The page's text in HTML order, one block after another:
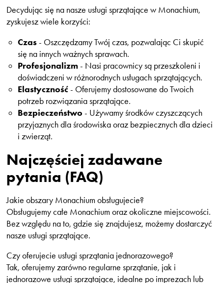
Decydując się na nasze usługi sprzątające w Monachium,
zyskujesz wiele korzyści:
Czas- Oszczędzamy Twój czas, pozwalając Ci skupić
się na innych ważnych sprawach.
Profesjonalizm- Nasi pracownicy są przeszkoleni i
doświadczeni w różnorodnych usługach sprzątających.
Elastyczność- Oferujemy dostosowane do Twoich
potrzeb rozwiązania sprzątające.
Bezpieczeństwo - Używamy środków czyszczących
przyjaznych dla środowiska oraz bezpiecznych dla dzieci
i zwierząt.
Najczęściej zadawane
pytania (FAQ)
Jakie obszary Monachium obsługujecie?
Obsługujemy całe Monachium oraz okoliczne miejscowości.
Bez względu na to, gdzie się znajdujesz, możemy dostarczyć
nasze usługi sprzątające.
Czy oferujecie usługi sprzątania jednorazowego?
Tak, oferujemy zarówno regularne sprzątanie, jak i
jednorazowe usługi sprzątające, idealne po imprezach lub